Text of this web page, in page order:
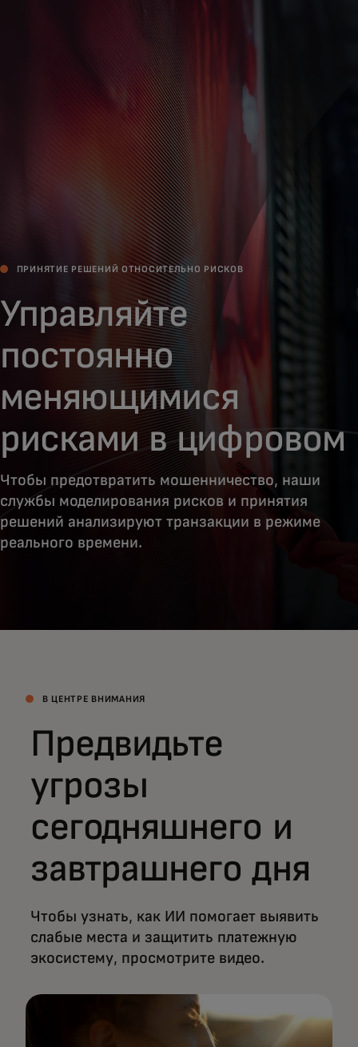
Для всего мира
Для новаторов
Новости и тренды
ПРИНЯТИЕ РЕШЕНИЙ ОТНОСИТЕЛЬНО РИСКОВ
Управляйте
постоянно
меняющимися
рисками в цифровом
мире
Чтобы предотвратить мошенничество, наши
службы моделирования рисков и принятия
решений анализируют транзакции в режиме
реального времени.
В ЦЕНТРЕ ВНИМАНИЯ
Предвидьте
угрозы
сегодняшнего и
завтрашнего дня
Чтобы узнать, как ИИ помогает выявить
слабые места и защитить платежную
экосистему, просмотрите видео.